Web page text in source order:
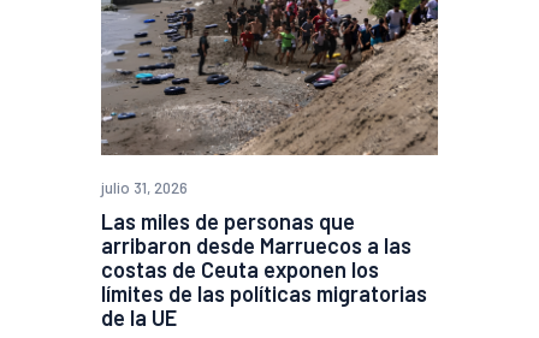
julio 31, 2026
Las miles de personas que
arribaron desde Marruecos a las
costas de Ceuta exponen los
límites de las políticas migratorias
de la UE